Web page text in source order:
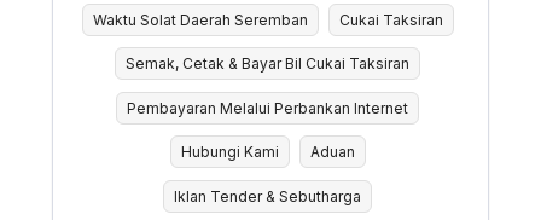
Waktu Solat Daerah Seremban Cukai Taksiran
Semak, Cetak & Bayar Bil Cukai Taksiran
Pembayaran Melalui Perbankan Internet
Hubungi Kami Aduan
Iklan Tender & Sebutharga